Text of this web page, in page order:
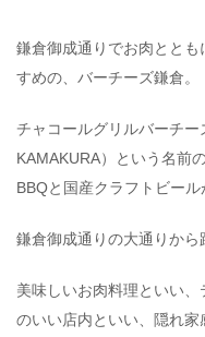
鎌倉御成通りでお肉とと
すめの、バーチーズ鎌倉。
チャコールグリルバーチー
KAMAKURA）という名前
BBQと国産クラフトビール
鎌倉御成通りの大通りから
美味しいお肉料理といい
のいい店内といい、隠れ家